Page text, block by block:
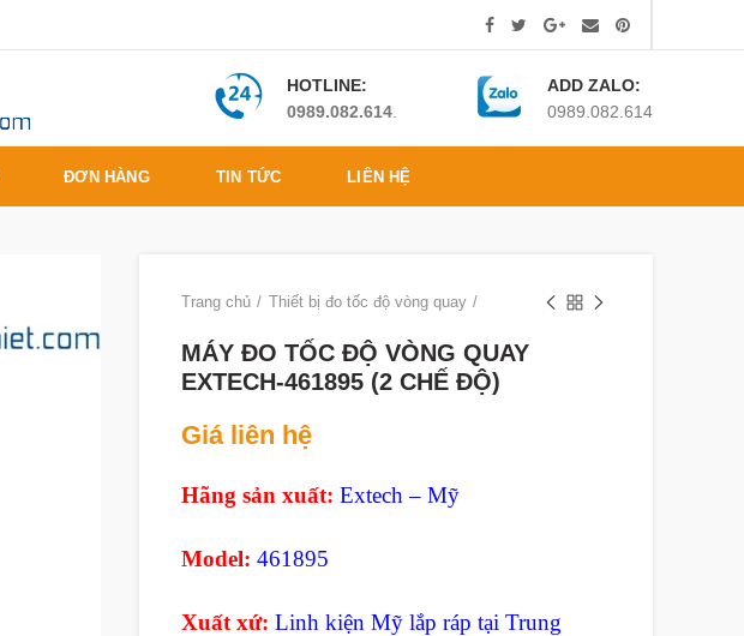
HOTLINE:
0989.082.614
ADD ZALO:
0989.082.614
ĐƠN HÀNG TIN TỨC LIÊN HỆ
Trang chủ Thiết bị đo tốc độ vòng quay
MÁY ĐO TỐC ĐỘ VÒNG QUAY
EXTECH-461895 (2 CHẾ ĐỘ)
Giá liên hệ
Hãng sản xuất: Extech – Mỹ
Model: 461895
Xuất xứ: Linh kiện Mỹ lắp ráp tại Trung